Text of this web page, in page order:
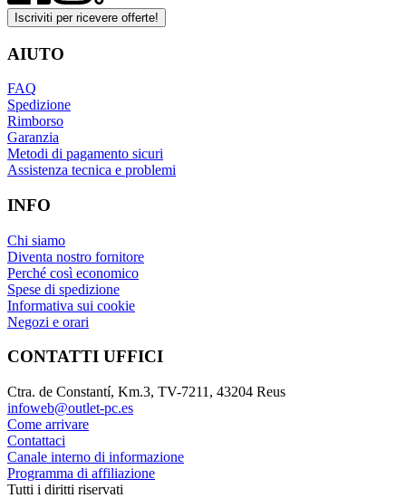
Iscriviti per ricevere offerte!
AIUTO
FAQ
Spedizione
Rimborso
Garanzia
Metodi di pagamento sicuri
Assistenza tecnica e problemi
INFO
Chi siamo
Diventa nostro fornitore
Perché così economico
Spese di spedizione
Informativa sui cookie
Negozi e orari
CONTATTI UFFICI
Ctra. de Constantí, Km.3, TV-7211, 43204 Reus
infoweb@outlet-pc.es
Come arrivare
Contattaci
Canale interno di informazione
Programma di affiliazione
Tutti i diritti riservati